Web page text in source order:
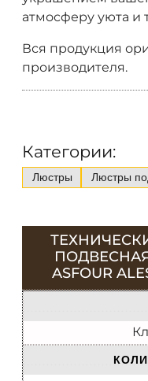
атмосферу уюта и
Вся продукция
производителя.
Категории:
Люстры Люстры
ASFOUR